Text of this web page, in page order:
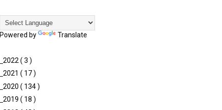
Powered by Translate
2022 ( 3 )
2021 ( 17 )
2020 ( 134 )
2019 ( 18 )